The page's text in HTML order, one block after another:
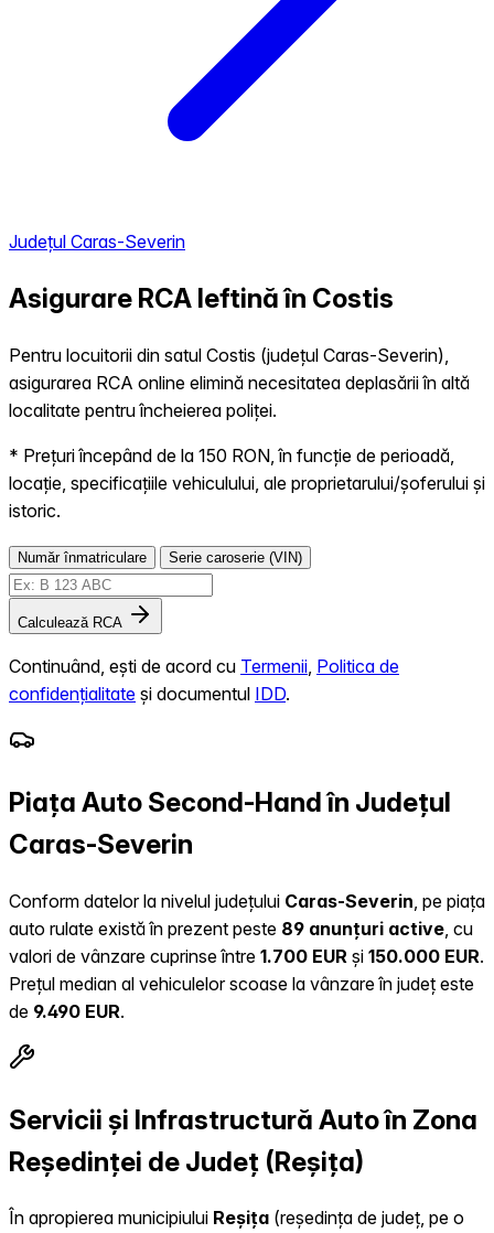
Județul Caras-Severin
Asigurare RCA Ieftină în Costis
Pentru locuitorii din satul Costis (județul Caras-Severin),
asigurarea RCA online elimină necesitatea deplasării în altă
localitate pentru încheierea poliței.
* Prețuri începând de la 150 RON, în funcție de perioadă,
locație, specificațiile vehiculului, ale proprietarului/șoferului și
istoric.
Număr înmatriculare Serie caroserie (VIN)
Calculează RCA
Continuând, ești de acord cu Termenii Politica de
confidențialitate și documentul IDD.
Piața Auto Second-Hand în Județul
Caras-Severin
Conform datelor la nivelul județului Caras-Severin , pe piața
auto rulate există în prezent peste 89 anunțuri active , cu
valori de vânzare cuprinse între 1.700 EUR și 150.000 EUR.
Prețul median al vehiculelor scoase la vânzare în județ este
de 9.490 EUR.
Servicii și Infrastructură Auto în Zona
Reședinței de Județ (Reșița)
În apropierea municipiului Reșița (reședința de județ, pe o